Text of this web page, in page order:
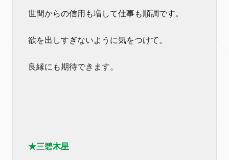
世間からの信用も増して仕事も順調です。
欲を出しすぎないように気をつけて。
良縁にも期待できます。
★三碧木星